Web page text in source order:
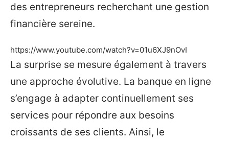
des entrepreneurs recherchant une gestion
financière sereine.
https://www.youtube.com/watch?v=01u6XJ9nOvI
La surprise se mesure également à travers
une approche évolutive. La banque en ligne
s’engage à adapter continuellement ses
services pour répondre aux besoins
croissants de ses clients. Ainsi, le